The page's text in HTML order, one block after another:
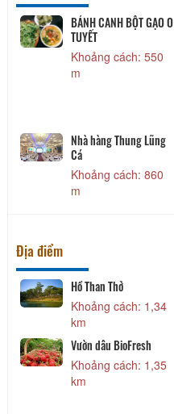
BÁNH CANH BỘT GẠO O
TUYẾT
Khoảng cách: 550
m
Nhà hàng Thung Lũng
Cá
Khoảng cách: 860
m
Địa điểm
Hồ Than Thở
Khoảng cách: 1,34
km
Vườn dâu BioFresh
Khoảng cách: 1,35
km